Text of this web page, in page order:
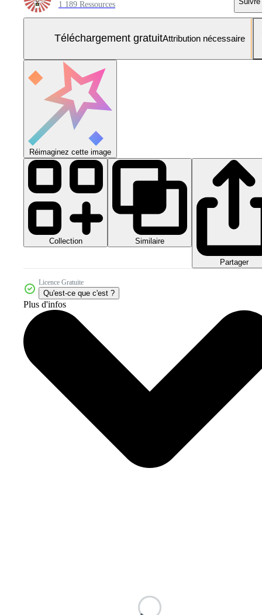
1 189 Ressources
Téléchargement gratuitAttribution nécessaire
Réimaginez cette image
Collection Similaire
Partager
Licence Gratuite
Qu'est-ce que c'est ?
Plus d'infos